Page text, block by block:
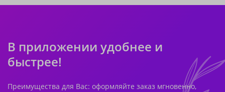
В приложении удобнее и
быстрее!
Преимущества для Вас: оформляйте заказ мгновенно,